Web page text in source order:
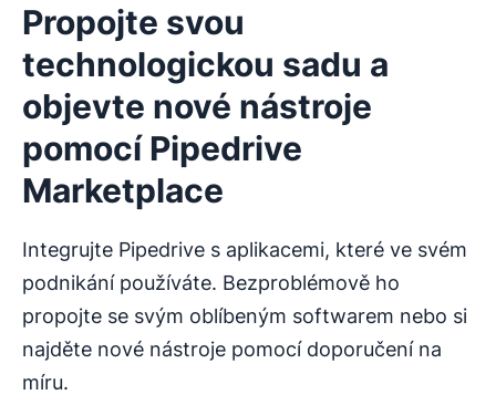
Propojte svou
technologickou sadu a
objevte nové nástroje
pomocí Pipedrive
Marketplace
Integrujte Pipedrive s aplikacemi, které ve svém
podnikání používáte. Bezproblémově ho
propojte se svým oblíbeným softwarem nebo si
najděte nové nástroje pomocí doporučení na
míru.